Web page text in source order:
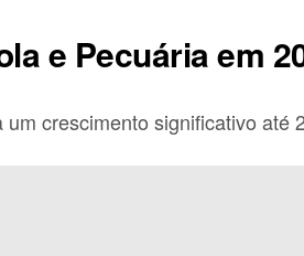
e Pecuária em
crescimento significativo